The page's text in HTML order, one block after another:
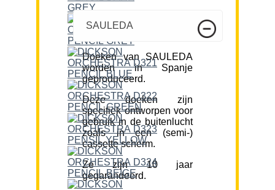
SAULEDA
Doeken van SAULEDA
worden in Spanje
geproduceerd.
Deze doeken zijn
specifiek ontworpen voor
gebruik in de buitenlucht
zoals in een (semi-)
cassette scherm.
Ze zijn 10 jaar
gegarandeerd.